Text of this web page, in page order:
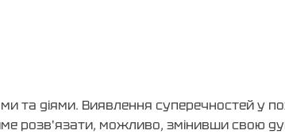
та діями. Виявлення суперечностей у
розв'язати, можливо, змінивши свою